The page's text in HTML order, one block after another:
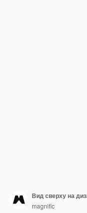
Вид сверху на
magnific